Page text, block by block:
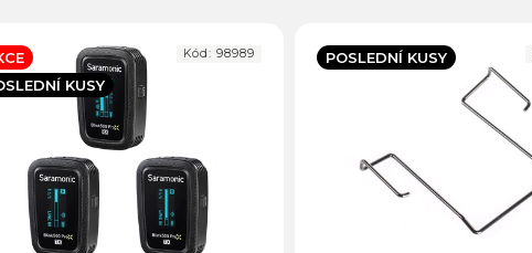
KUSY
Kód: 98989 POSLEDNÍ KUSY